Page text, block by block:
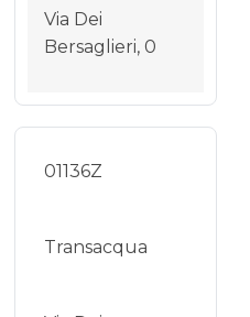
Via Dei
Bersaglieri, 0
01136Z
Transacqua